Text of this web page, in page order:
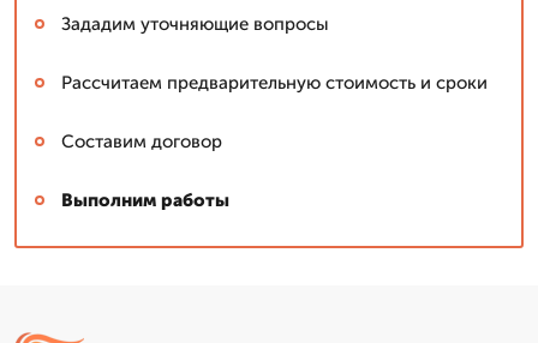
Зададим уточняющие вопросы
Рассчитаем предварительную стоимость и сроки
Составим договор
Выполним работы